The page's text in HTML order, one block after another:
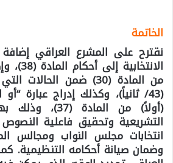
الخاتمة
نقترح على المشرع العراقي
من المادة (30) ضمن
(43/ ثانياً)، وكذلك إدراج عبارة
(أولاً) من المادة
التشريعية وتحقيق فاعلية
انتخابات مجلس النواب ومجالس
وضمان صيانة أحكامه التنظيمية.